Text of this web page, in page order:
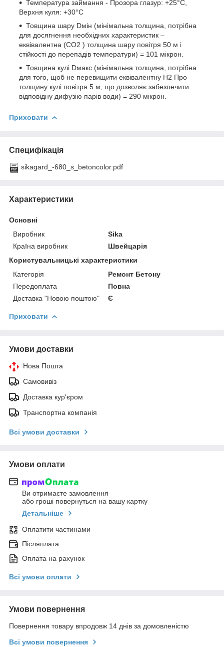
Температура займання - Прозора глазур: +25°C,
Верхня куля: +30°C
Товщина шару Dмін (мінімальна толщина, потрібна
для досягнення необхідних характеристик –
еквівалентна (СО2 ) толщина шару повітря 50 м і
стійкості до перепадів температури) = 101 мікрон.
Товщина кулі Dмакс (мінімальна толщина, потрібна
для того, щоб не перевищити еквівалентну Н2 Про
толщину кулі повітря 5 м, що дозволяє забезпечити
відповідну дифузію парів води) = 290 мікрон.
Приховати
Специфікація
sikagard_-680_s_betoncolor.pdf
Характеристики
Основні
Виробник
Sika
Країна виробник
Швейцарія
Користувальницькі характеристики
Категорія
Ремонт Бетону
Передоплата
Повна
Доставка "Новою поштою"
Є
Приховати
Умови доставки
Нова Пошта
Самовивіз
Доставка кур'єром
Транспортна компанія
Всі умови доставки
Умови оплати
Ви отримаєте замовлення
або гроші повернуться на вашу картку
Детальніше
Оплатити частинами
Післяплата
Оплата на рахунок
Всі умови оплати
Умови повернення
Повернення товару впродовж 14 днів за домовленістю
Всі умови повернення